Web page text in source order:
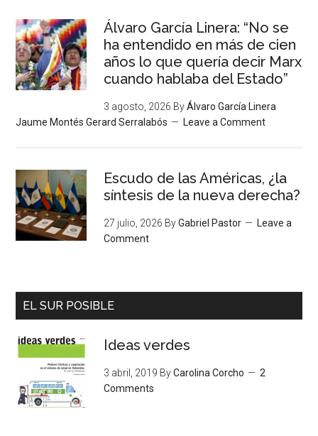
Álvaro García Linera: “No se
ha entendido en más de cien
años lo que quería decir Marx
cuando hablaba del Estado”
3 agosto, 2026 ByÁlvaro García Linera
Jaume Montés Gerard Serralabós
Leave a Comment
Escudo de las Américas, ¿la
síntesis de la nueva derecha?
27 julio, 2026 ByGabriel Pastor
Leave a
Comment
EL SUR POSIBLE
Ideas verdes
3 abril, 2019 ByCarolina Corcho
2
Comments